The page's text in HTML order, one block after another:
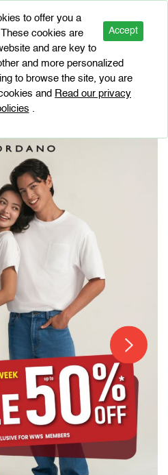
Accept
to offer you a
cookies are
and are key to
and more personalized
to browse the site, you are
and Read our privacy
.
WEEK